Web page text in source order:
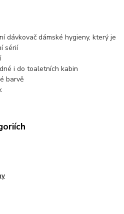
dávkovač dámské hygieny, který je
sérií
i do toaletních kabin
barvě